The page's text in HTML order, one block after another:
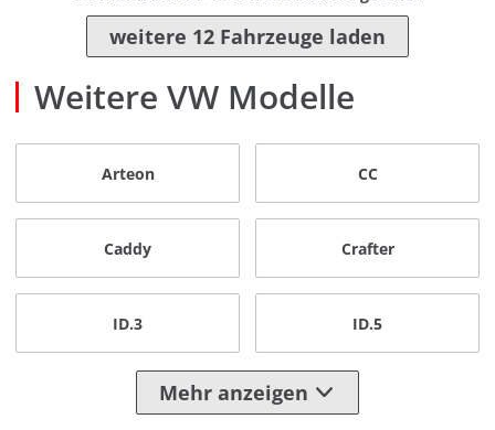
weitere 12 Fahrzeuge laden
Weitere VW Modelle
Arteon CC
Caddy Crafter
ID.3 ID.5
Mehr anzeigen